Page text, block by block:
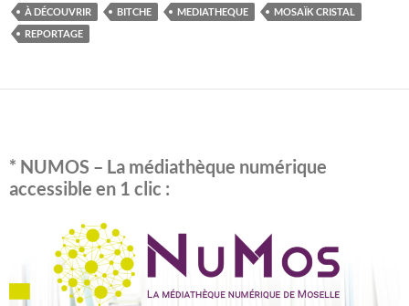
b
o
er
À DÉCOUVRIR BITCHE MEDIATHEQUE
MOSAÏK CRISTAL
REPORTAGE
* NUMOS – La médiathèque numérique
accessible en 1 clic :